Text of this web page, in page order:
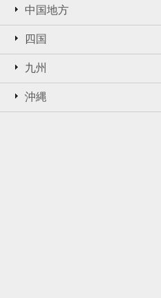
中国地方
四国
九州
沖縄